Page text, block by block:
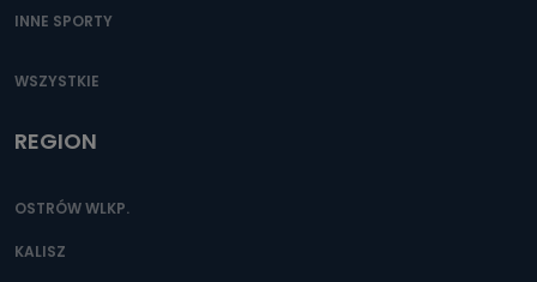
INNE SPORTY
WSZYSTKIE
REGION
OSTRÓW WLKP.
KALISZ